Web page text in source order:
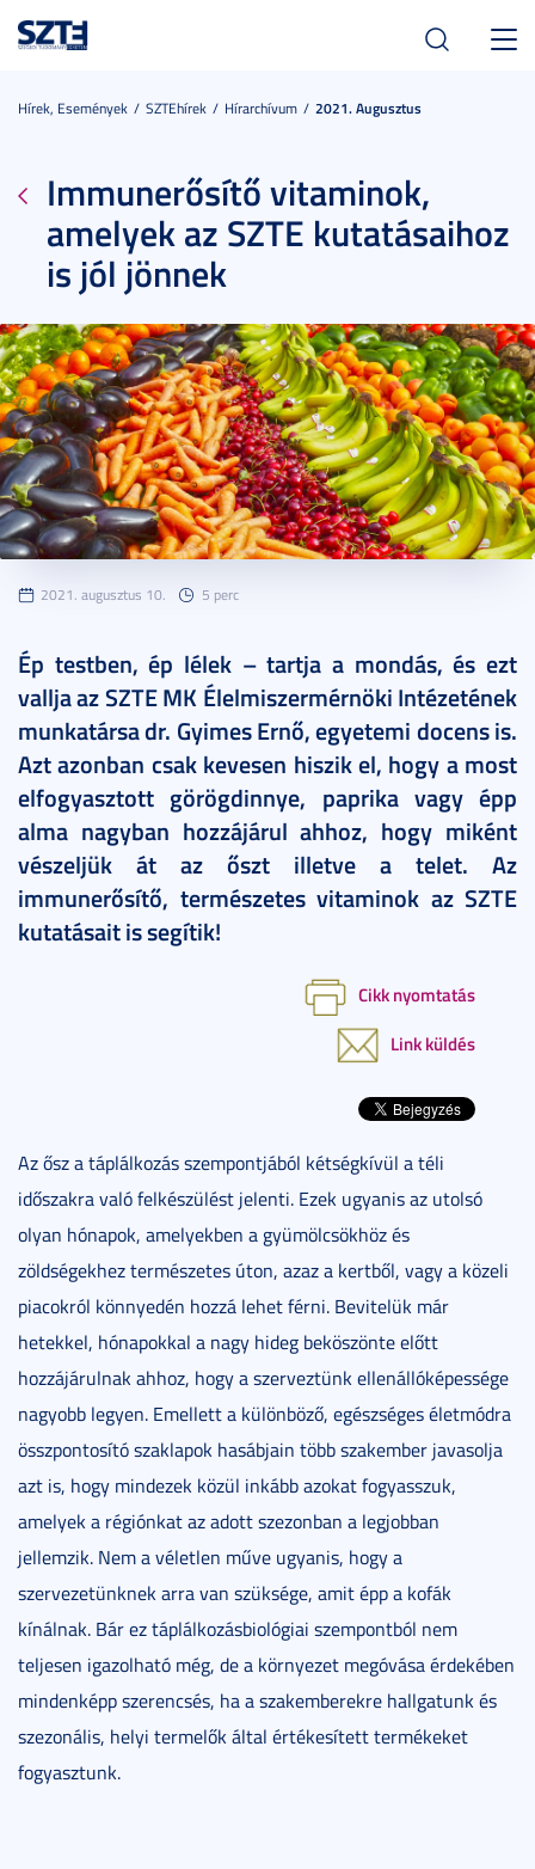
Hírek, Események SZTEhírek Hírarchívum 2021. Augusztus
Immunerősítő vitaminok,
amelyek az SZTE kutatásaihoz
is jól jönnek
2021. augusztus 10. 5 perc
Ép testben, ép lélek – tartja a mondás, és ezt
vallja az SZTE MK Élelmiszermérnöki Intézetének
munkatársa dr. Gyimes Ernő, egyetemi docens is.
Azt azonban csak kevesen hiszik el, hogy a most
elfogyasztott görögdinnye, paprika vagy épp
alma nagyban hozzájárul ahhoz, hogy miként
vészeljük át az őszt illetve a telet. Az
immunerősítő, természetes vitaminok az SZTE
kutatásait is segítik!
Cikk nyomtatás
Link küldés
Az ősz a táplálkozás szempontjából kétségkívül a téli
időszakra való felkészülést jelenti. Ezek ugyanis az utolsó
olyan hónapok, amelyekben a gyümölcsökhöz és
zöldségekhez természetes úton, azaz a kertből, vagy a közeli
piacokról könnyedén hozzá lehet férni. Bevitelük már
hetekkel, hónapokkal a nagy hideg beköszönte előtt
hozzájárulnak ahhoz, hogy a szerveztünk ellenállóképessége
nagyobb legyen. Emellett a különböző, egészséges életmódra
összpontosító szaklapok hasábjain több szakember javasolja
azt is, hogy mindezek közül inkább azokat fogyasszuk,
amelyek a régiónkat az adott szezonban a legjobban
jellemzik. Nem a véletlen műve ugyanis, hogy a
szervezetünknek arra van szüksége, amit épp a kofák
kínálnak. Bár ez táplálkozásbiológiai szempontból nem
teljesen igazolható még, de a környezet megóvása érdekében
mindenképp szerencsés, ha a szakemberekre hallgatunk és
szezonális, helyi termelők által értékesített termékeket
fogyasztunk.